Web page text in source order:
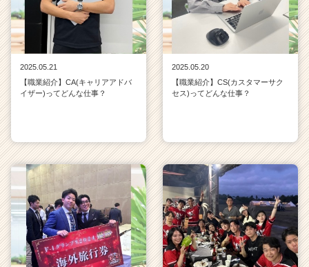
2025.05.21
【職業紹介】CA(キャリアアドバ
イザー)ってどんな仕事？
2025.05.20
【職業紹介】CS(カスタマーサク
セス)ってどんな仕事？